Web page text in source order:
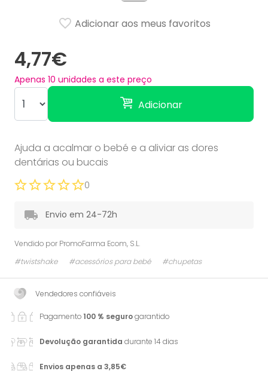
4,77€
Apenas 10 unidades a este preço
Adicionar
Adicionar aos meus favoritos
Ajuda a acalmar o bebé e a aliviar as dores
dentárias ou bucais
0
Envio em 24-72h
Vendido por PromoFarma Ecom, S.L.
#twistshake
#acessórios para bebé #chupetas
Vendedores confiáveis
Pagamento100 % segurogarantido
Devolução garantida durante 14 dias
Envios apenas a 3,85€